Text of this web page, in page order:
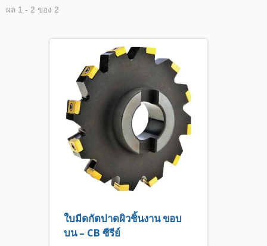
ผล 1 - 2 ของ 2
ใบมีดกัดปาดผิวชิ้นงาน ขอบ
บน – CB ซีรีย์